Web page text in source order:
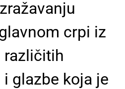
crpi iz
različitih
i glazbe koja je